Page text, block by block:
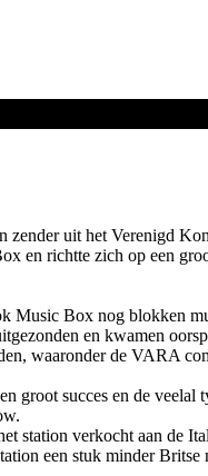
zender uit het Verenigd
en richtte zich op een
Music Box nog blokken
en kwamen
waaronder de VARA
groot succes en de
station verkocht aan de
een stuk minder